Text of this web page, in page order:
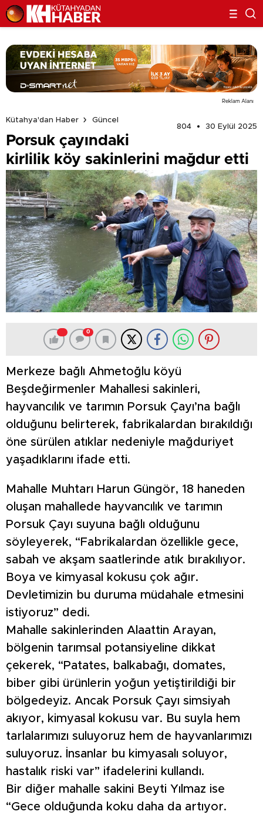
Reklam Alanı
Kütahya'dan Haber
Güncel
804
30 Eylül 2025
Porsuk çayındaki
kirlilik köy sakinlerini mağdur etti
0
Merkeze bağlı Ahmetoğlu köyü
Beşdeğirmenler Mahallesi sakinleri,
hayvancılık ve tarımın Porsuk Çayı’na bağlı
olduğunu belirterek, fabrikalardan bırakıldığı
öne sürülen atıklar nedeniyle mağduriyet
yaşadıklarını ifade etti.
Mahalle Muhtarı Harun Güngör, 18 haneden
oluşan mahallede hayvancılık ve tarımın
Porsuk Çayı suyuna bağlı olduğunu
söyleyerek, “Fabrikalardan özellikle gece,
sabah ve akşam saatlerinde atık bırakılıyor.
Boya ve kimyasal kokusu çok ağır.
Devletimizin bu duruma müdahale etmesini
istiyoruz” dedi.
Mahalle sakinlerinden Alaattin Arayan,
bölgenin tarımsal potansiyeline dikkat
çekerek, “Patates, balkabağı, domates,
biber gibi ürünlerin yoğun yetiştirildiği bir
bölgedeyiz. Ancak Porsuk Çayı simsiyah
akıyor, kimyasal kokusu var. Bu suyla hem
tarlalarımızı suluyoruz hem de hayvanlarımızı
suluyoruz. İnsanlar bu kimyasalı soluyor,
hastalık riski var” ifadelerini kullandı.
Bir diğer mahalle sakini Beyti Yılmaz ise
“Gece olduğunda koku daha da artıyor.